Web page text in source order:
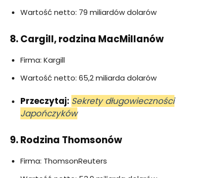
Wartość netto: 79 miliardów dolarów
8. Cargill, rodzina MacMillanów
Firma: Kargill
Wartość netto: 65,2 miliarda dolarów
Przeczytaj: Sekrety długowieczności
Japończyków
9. Rodzina Thomsonów
Firma: ThomsonReuters